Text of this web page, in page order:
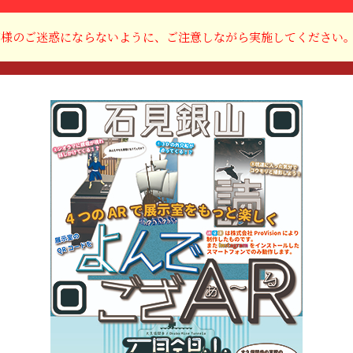
様のご迷惑にならないように、ご注意しながら実施してください